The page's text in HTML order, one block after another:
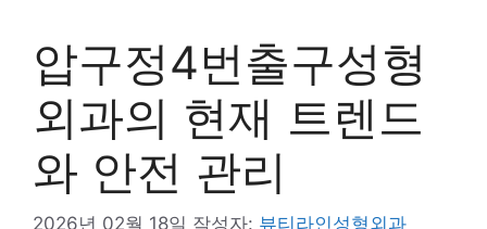
압구정4번출구성형
외과의 현재 트렌드
와 안전 관리
2026년 02월 18일 작성자: 뷰티라인성형외과